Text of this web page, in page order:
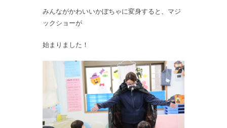
みんながかわいいかぼちゃに変身すると、マジ
ックショーが
始まりました！